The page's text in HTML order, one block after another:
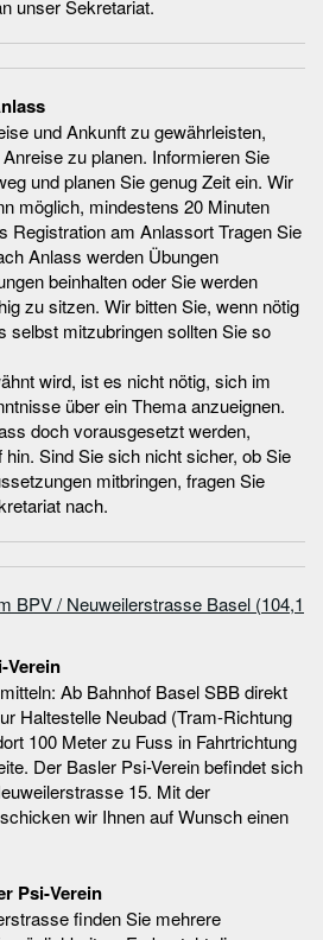
unser Sekretariat.
und Ankunft zu gewährleisten,
zu planen. Informieren Sie
und planen Sie genug Zeit ein. Wir
möglich, mindestens 20 Minuten
Registration am Anlassort Tragen Sie
Anlass werden Übungen
beinhalten oder Sie werden
zu sitzen. Wir bitten Sie, wenn nötig
selbst mitzubringen sollten Sie so
wird, ist es nicht nötig, sich im
über ein Thema anzueignen.
doch vorausgesetzt werden,
Sind Sie sich nicht sicher, ob Sie
mitbringen, fragen Sie
nach.
BPV / Neuweilerstrasse Basel (104,1
Verein
Ab Bahnhof Basel SBB direkt
Haltestelle Neubad (Tram-Richtung
100 Meter zu Fuss in Fahrtrichtung
Der Basler Psi-Verein befindet sich
15. Mit der
wir Ihnen auf Wunsch einen
Psi-Verein
finden Sie mehrere